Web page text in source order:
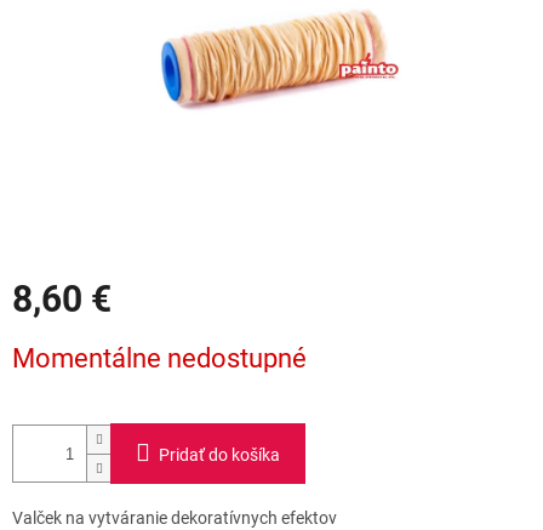
8,60 €
cena:
Momentálne nedostupné
Pridať do košíka
Valček na vytváranie dekoratívnych efektov